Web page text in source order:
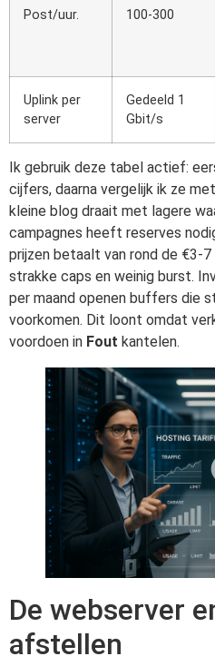
Post/uur. 100-300
Uplink per
server
Gedeeld 1
Gbit/s
Ik gebruik deze tabel actief:
cijfers, daarna vergelijk ik ze
kleine blog draait met lagere
campagnes heeft reserves
prijzen betaalt van rond de €3-
strakke caps en weinig burst.
per maand openen buffers die
voorkomen. Dit loont omdat
voordoen in Fout kantelen.
De webserver
afstellen